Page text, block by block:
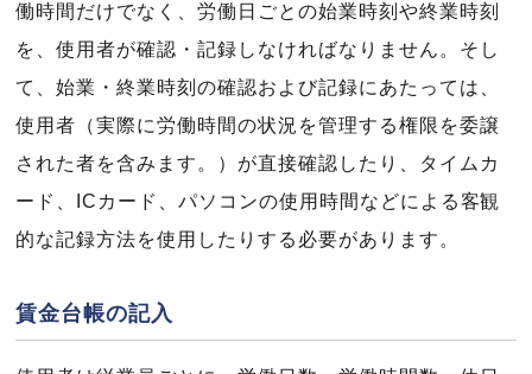
働時間だけでなく、労働日ごとの始業時刻や終業時刻
を、使用者が確認・記録しなければなりません。そし
て、始業・終業時刻の確認および記録にあたっては、
使用者（実際に労働時間の状況を管理する権限を委譲
された者を含みます。）が直接確認したり、タイムカ
ード、ICカード、パソコンの使用時間などによる客観
的な記録方法を使用したりする必要があります。
賃金台帳の記入